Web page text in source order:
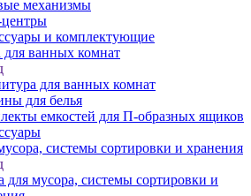
механизмы
и комплектующие
ванных комнат
для ванных комнат
для белья
емкостей для П-образных ящиков
системы сортировки и хранения
для мусора, системы сортировки и